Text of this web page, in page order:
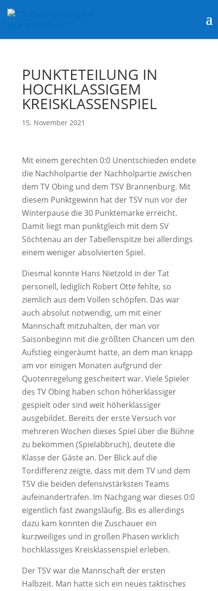
PUNKTETEILUNG IN
HOCHKLASSIGEM
KREISKLASSENSPIEL
15. November 2021
Mit einem gerechten 0:0 Unentschieden endete
die Nachholpartie der Nachholpartie zwischen
dem TV Obing und dem TSV Brannenburg. Mit
diesem Punktgewinn hat der TSV nun vor der
Winterpause die 30 Punktemarke erreicht.
Damit liegt man punktgleich mit dem SV
Söchtenau an der Tabellenspitze bei allerdings
einem weniger absolvierten Spiel.
Diesmal konnte Hans Nietzold in der Tat
personell, lediglich Robert Otte fehlte, so
ziemlich aus dem Vollen schöpfen. Das war
auch absolut notwendig, um mit einer
Mannschaft mitzuhalten, der man vor
Saisonbeginn mit die größten Chancen um den
Aufstieg eingeräumt hatte, an dem man knapp
am vor einigen Monaten aufgrund der
Quotenregelung gescheitert war. Viele Spieler
des TV Obing haben schon höherklassiger
gespielt oder sind weit höherklassiger
ausgebildet. Bereits der erste Versuch vor
mehreren Wochen dieses Spiel über die Bühne
zu bekommen (Spielabbruch), deutete die
Klasse der Gäste an. Der Blick auf die
Tordifferenz zeigte, dass mit dem TV und dem
TSV die beiden defensivstärksten Teams
aufeinandertrafen. Im Nachgang war dieses 0:0
eigentlich fast zwangsläufig. Bis es allerdings
dazu kam konnten die Zuschauer ein
kurzweiliges und in großen Phasen wirklich
hochklassiges Kreisklassenspiel erleben.
Der TSV war die Mannschaft der ersten
Halbzeit. Man hatte sich ein neues taktisches